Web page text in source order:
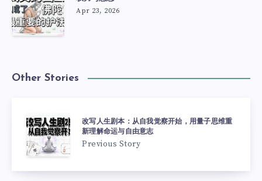
Apr 23, 2026
Other Stories
改写人生剧本：从自我觉察开始，用量子思维重
新理解命运与自由意志
Previous Story